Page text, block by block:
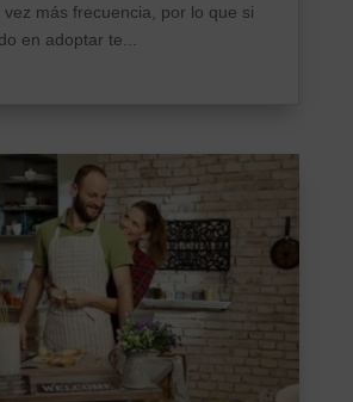
vez más frecuencia, por lo que si
en adoptar te...